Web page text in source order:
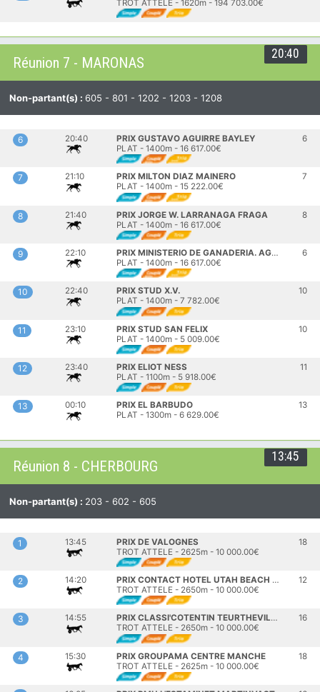
TROT ATTELE - 1620m - 194 703.00€
20:40
Réunion 7 - MARONAS
Non-partant(s) : 605 - 801 - 1202 - 1203 - 1208
6 20:40
PRIX GUSTAVO AGUIRRE BAYLEY
PLAT - 1400m - 16 617.00€
6
7 21:10
PRIX MILTON DIAZ MAINERO
PLAT - 1400m - 15 222.00€
7
8 21:40
PRIX JORGE W. LARRANAGA FRAGA
PLAT - 1400m - 16 617.00€
8
9 22:10
PRIX MINISTERIO DE GANADERIA. AGRICULTURA Y PESCA
PLAT - 1400m - 16 617.00€
6
10 22:40
PRIX STUD X.V.
PLAT - 1400m - 7 782.00€
10
11 23:10
PRIX STUD SAN FELIX
PLAT - 1400m - 5 009.00€
10
12 23:40
PRIX ELIOT NESS
PLAT - 1100m - 5 918.00€
11
13 00:10
PRIX EL BARBUDO
PLAT - 1300m - 6 629.00€
13
13:45
Réunion 8 - CHERBOURG
Non-partant(s) : 203 - 602 - 605
1 13:45
PRIX DE VALOGNES
TROT ATTELE - 2625m - 10 000.00€
18
2 14:20
PRIX CONTACT HOTEL UTAH BEACH CARENTAN
TROT ATTELE - 2650m - 10 000.00€
12
3 14:55
PRIX CLASSI'COTENTIN TEURTHEVILLE HAGUE
TROT ATTELE - 2650m - 10 000.00€
16
4 15:30
PRIX GROUPAMA CENTRE MANCHE
TROT ATTELE - 2625m - 10 000.00€
18